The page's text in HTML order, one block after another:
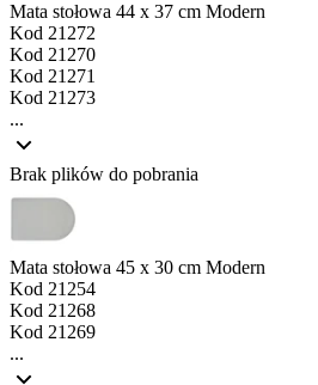
Mata stołowa 44 x 37 cm Modern
Kod 21272
Kod 21270
Kod 21271
Kod 21273
...
Brak plików do pobrania
Mata stołowa 45 x 30 cm Modern
Kod 21254
Kod 21268
Kod 21269
...